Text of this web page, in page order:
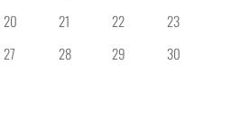
20 21 22
23
27 28 29
30